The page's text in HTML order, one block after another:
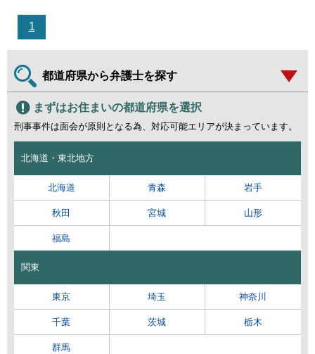
1
都道府県から弁護士を探す
まずはお住まいの都道府県を選択
刑事事件は面会が原則となる為、対応可能エリアが決まっています。
北海道・東北地方
北海道 青森 岩手
秋田 宮城 山形
福島
関東
東京 埼玉 神奈川
千葉 茨城 栃木
群馬